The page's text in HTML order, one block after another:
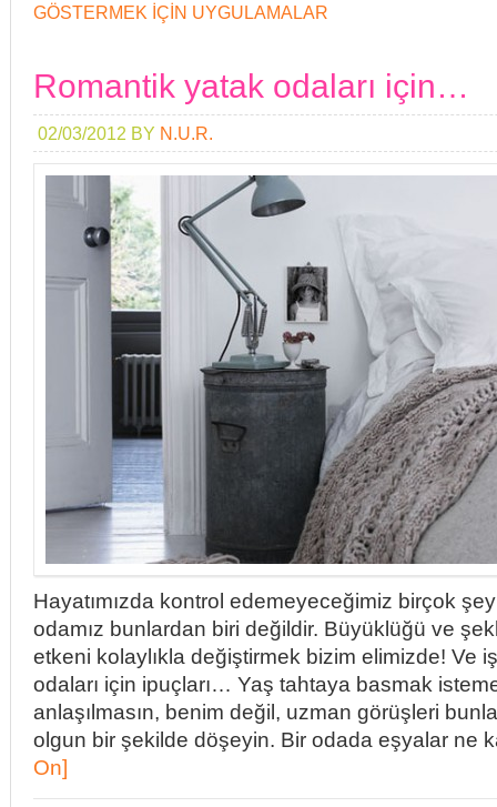
GÖSTERMEK IÇIN UYGULAMALAR
Romantik yatak odaları için…
02/03/2012 BY N.U.R.
Hayatımızda kontrol edemeyeceğimiz birçok
odamız bunlardan biri değildir. Büyüklüğü ve
etkeni kolaylıkla değiştirmek bizim elimizde! Ve
odaları için ipuçları… Yaş tahtaya basmak
anlaşılmasın, benim değil, uzman görüşleri
olgun bir şekilde döşeyin. Bir odada eşyalar ne
On]